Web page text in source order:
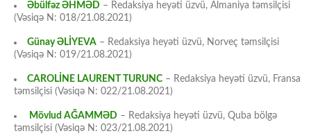
Əbülfəz ƏHMƏD – Redaksiya heyəti üzvü, Almaniya təmsilçisi
(Vəsiqə N: 018/21.08.2021)
Günay ƏLİYEVA – Redaksiya heyəti üzvü, Norveç təmsilçisi
(Vəsiqə N: 019/21.08.2021)
CAROLİNE LAURENT TURUNC – Redaksiya heyəti üzvü, Fransa
təmsilçisi (Vəsiqə N: 022/21.08.2021)
Mövlud AĞAMMƏD – Redaksiya heyəti üzvü, Quba bölgə
təmsilçisi (Vəsiqə N: 023/21.08.2021)